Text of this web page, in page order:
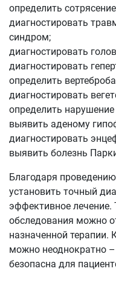
определить
диагностировать
синдром;
диагностировать
диагностировать
определить
диагностировать
определить
выявить аденому
диагностировать
выявить болезнь
Благодаря
установить точный
эффективное
обследования можно
назначенной терапии.
можно неоднократно
безопасна для